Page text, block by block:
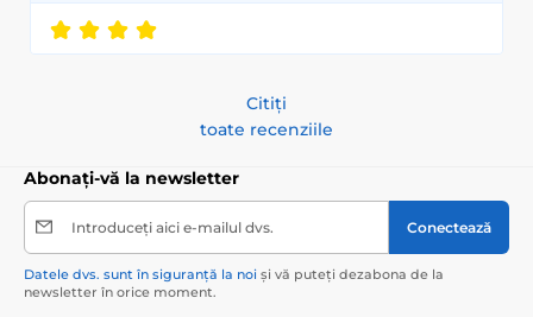
Citiți
toate recenziile
Abonați-vă la newsletter
Introduceți aici e-mailul dvs. Conectează
Datele dvs. sunt în siguranță la noi și vă puteți dezabona de la
newsletter în orice moment.